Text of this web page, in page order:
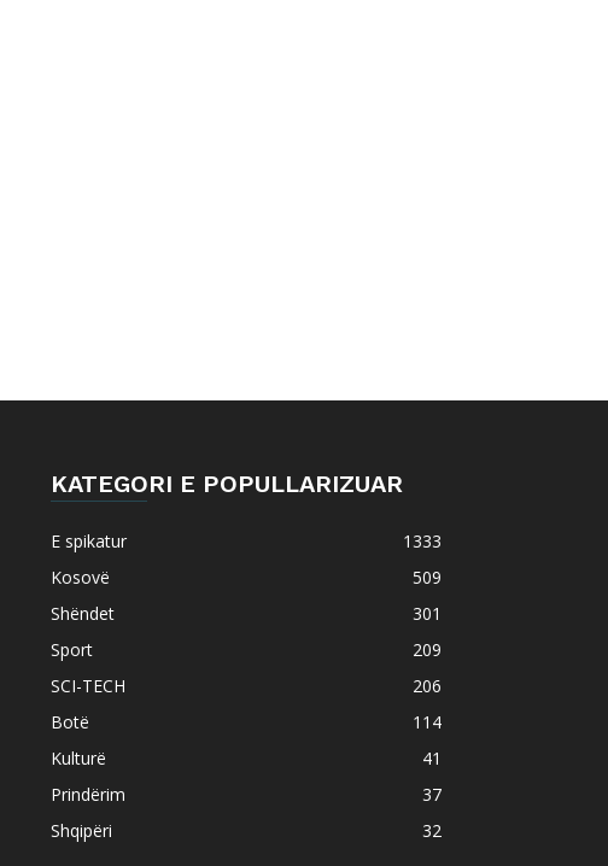
KATEGORI E POPULLARIZUAR
E spikatur
1333
Kosovë
509
Shëndet
301
Sport
209
SCI-TECH
206
Botë
114
Kulturë
41
Prindërim
37
Shqipëri
32